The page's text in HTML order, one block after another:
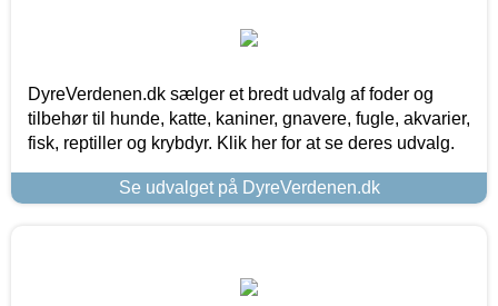
DyreVerdenen.dk sælger et bredt udvalg af foder og
tilbehør til hunde, katte, kaniner, gnavere, fugle, akvarier,
fisk, reptiller og krybdyr. Klik her for at se deres udvalg.
Se udvalget på DyreVerdenen.dk